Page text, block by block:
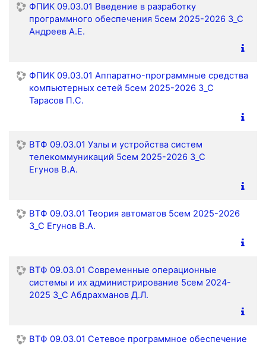
ФПИК 09.03.01 Введение в разработку
программного обеспечения 5сем 2025-2026 З_С
Андреев А.Е.
ФПИК 09.03.01 Аппаратно-программные средства
компьютерных сетей 5сем 2025-2026 З_С
Тарасов П.С.
ВТФ 09.03.01 Узлы и устройства систем
телекоммуникаций 5сем 2025-2026 З_С
Егунов В.А.
ВТФ 09.03.01 Теория автоматов 5сем 2025-2026
З_С Егунов В.А.
ВТФ 09.03.01 Современные операционные
системы и их администрирование 5сем 2024-
2025 З_С Абдрахманов Д.Л.
ВТФ 09.03.01 Сетевое программное обеспечение